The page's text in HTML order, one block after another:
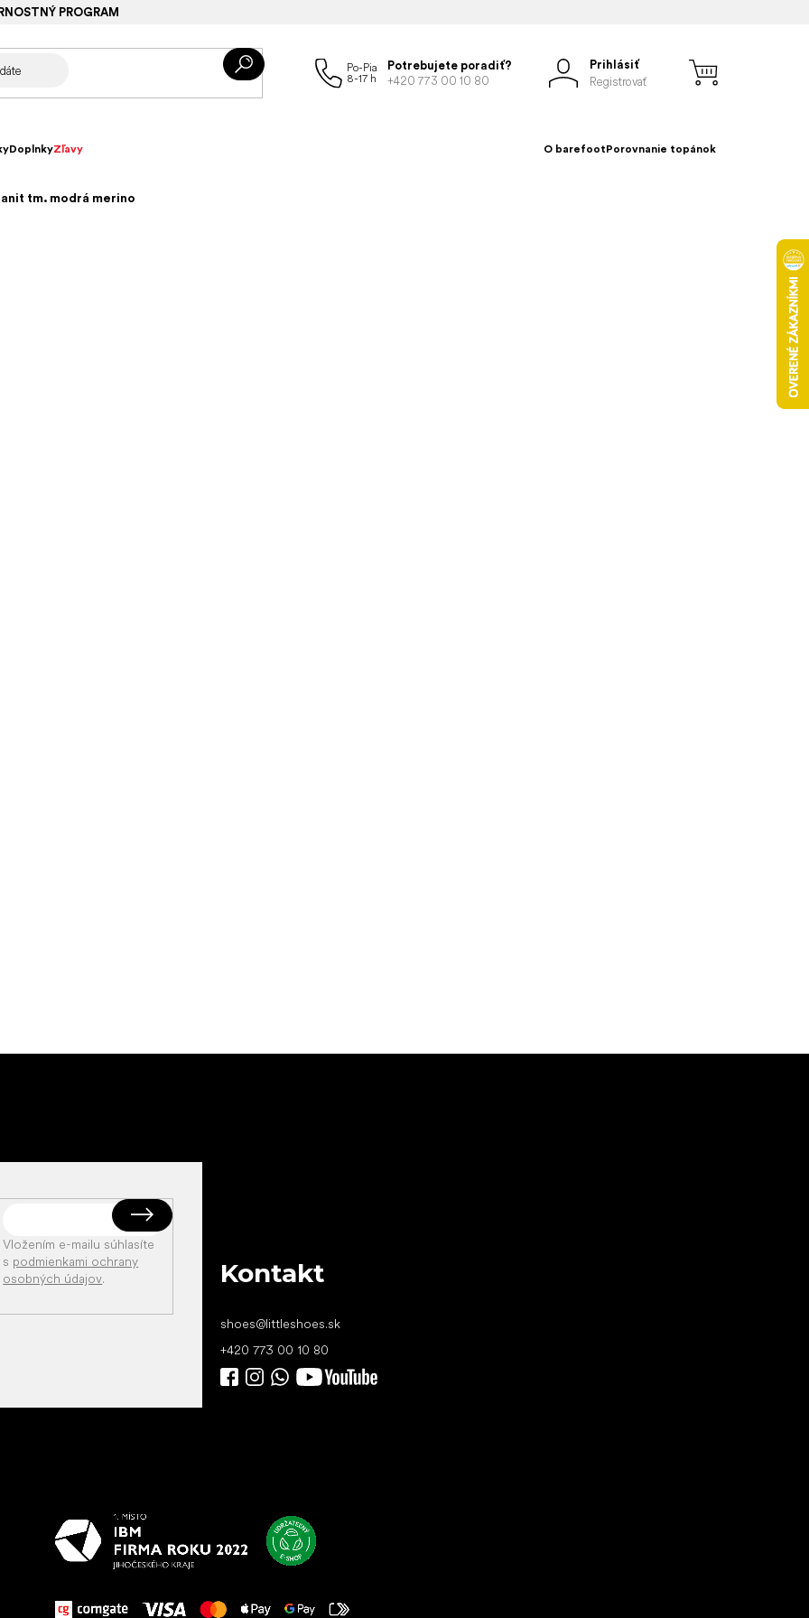
PROGRAM
Potrebujete poradiť?
+420 773 00 10 80
Prihlásiť
Registrovať
DoplnkyZľavy O barefootPorovnanie topánok
tm. modrá merino
Vložením e-mailu súhlasíte
s podmienkami ochrany
osobných údajov. Kontakt
shoes@littleshoes.sk
+420 773 00 10 80